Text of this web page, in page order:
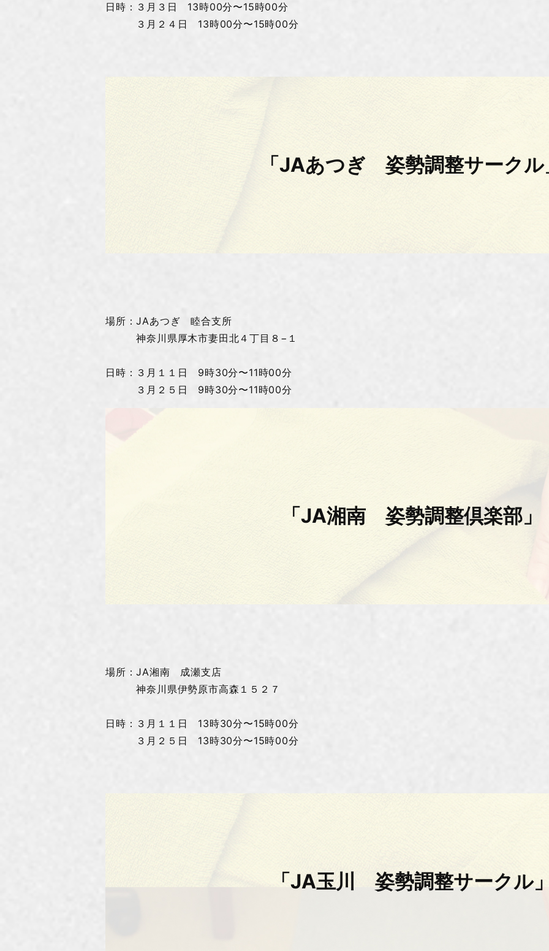
日時：３月３日 13時00分〜15時00分
３月２４日 13時00分〜15時00分
「JAあつぎ 姿勢調整サークル
場所：JAあつぎ 睦合支所
神奈川県厚木市妻田北４丁目８−１
日時：３月１１日 9時30分〜11時00分
３月２５日 9時30分〜11時00分
「JA湘南 姿勢調整倶楽部」
場所：JA湘南 成瀬支店
神奈川県伊勢原市高森１５２７
日時：３月１１日 13時30分〜15時00分
３月２５日 13時30分〜15時00分
「JA玉川 姿勢調整サークル